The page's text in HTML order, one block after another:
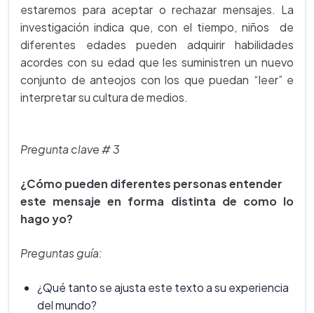
estaremos para aceptar o rechazar mensajes. La
investigación indica que, con el tiempo, niños de
diferentes edades pueden adquirir habilidades
acordes con su edad que les suministren un nuevo
conjunto de anteojos con los que puedan “leer” e
interpretar su cultura de medios.
Pregunta clave # 3
¿Cómo pueden diferentes personas entender
este mensaje en forma distinta de como lo
hago yo?
Preguntas guía:
¿Qué tanto se ajusta este texto a su experiencia
del mundo?